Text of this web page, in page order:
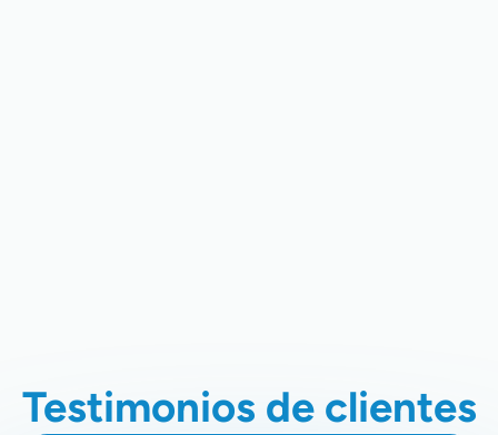
Testimonios de clientes